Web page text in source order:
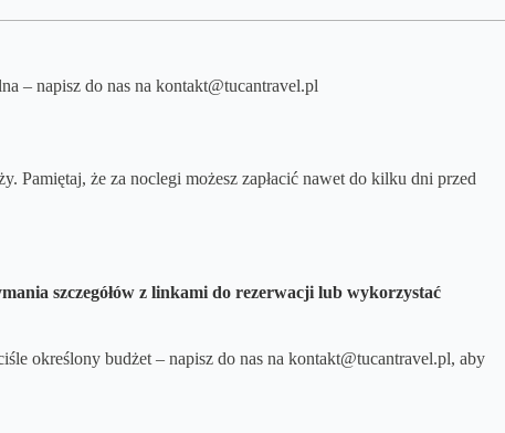
– napisz do nas na kontakt@tucantravel.pl
Pamiętaj, że za noclegi możesz zapłacić nawet do kilku dni przed
szczegółów z linkami do rezerwacji lub wykorzystać
określony budżet – napisz do nas na kontakt@tucantravel.pl, aby